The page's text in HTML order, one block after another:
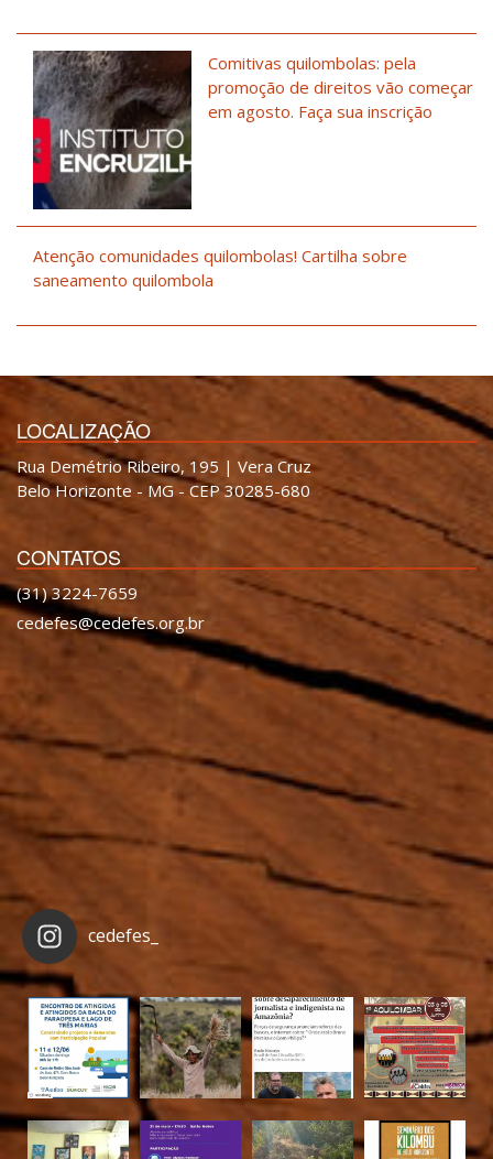
Comitivas quilombolas: pela
promoção de direitos vão começar
em agosto. Faça sua inscrição
Atenção comunidades quilombolas! Cartilha sobre
saneamento quilombola
LOCALIZAÇÃO
Rua Demétrio Ribeiro, 195 | Vera Cruz
Belo Horizonte - MG - CEP 30285-680
CONTATOS
(31) 3224-7659
cedefes@cedefes.org.br
cedefes_